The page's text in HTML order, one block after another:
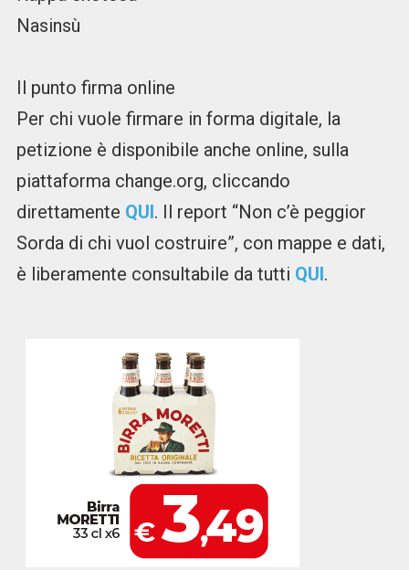
Nasinsù
Il punto firma online
Per chi vuole firmare in forma digitale, la
petizione è disponibile anche online, sulla
piattaforma change.org, cliccando
direttamente QUI. Il report “Non c’è peggior
Sorda di chi vuol costruire”, con mappe e dati,
è liberamente consultabile da tutti QUI.